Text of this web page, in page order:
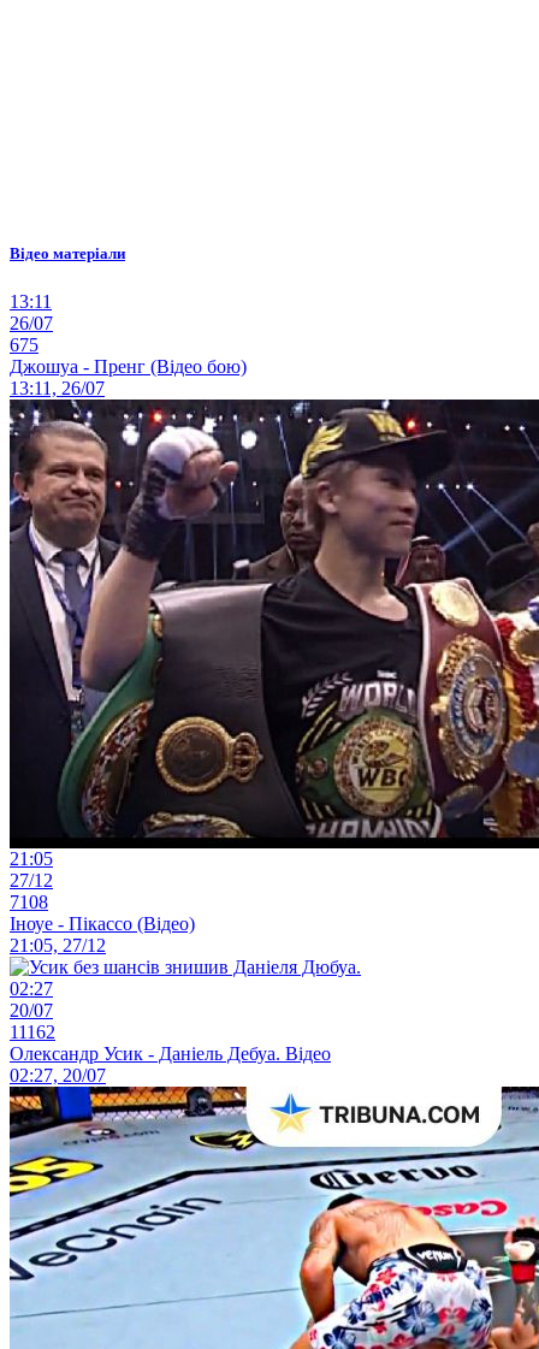
Відео матеріали
13:11
26/07
675
Джошуа - Пренг (Відео бою)
13:11, 26/07
21:05
27/12
7108
Іноуе - Пікассо (Відео)
21:05, 27/12
02:27
20/07
11162
Олександр Усик - Даніель Дебуа. Відео
02:27, 20/07